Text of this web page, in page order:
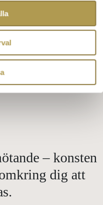
– konsten
dig att